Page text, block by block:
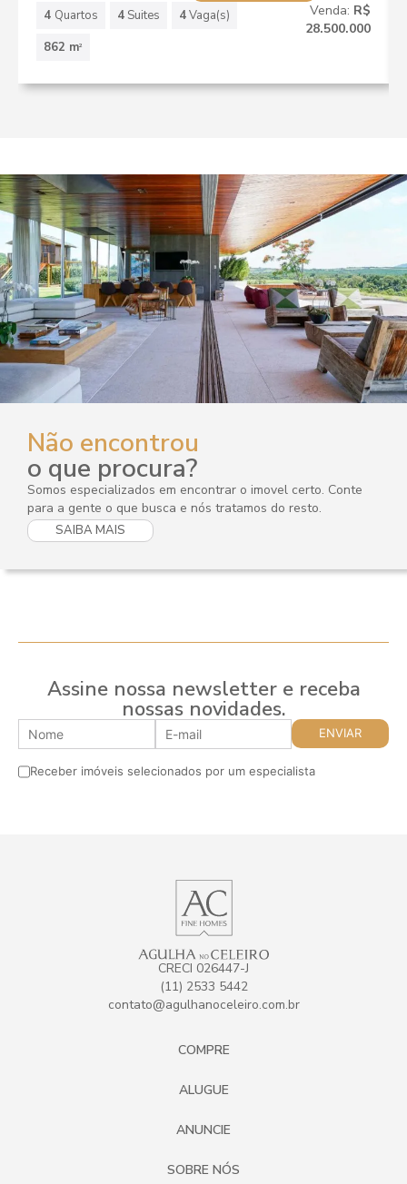
4 Quartos 4 Suites 4Vaga(s)
862 m2
Venda: R$
28.500.000
Não encontrou
o que procura?
Somos especializados em encontrar o imovel certo. Conte
para a gente o que busca e nós tratamos do resto.
SAIBA MAIS
Assine nossa newsletter e receba
nossas novidades.
Receber imóveis selecionados por um especialista
CRECI 026447-J
(11) 2533 5442
contato@agulhanoceleiro.com.br
COMPRE
ALUGUE
ANUNCIE
SOBRE NÓS